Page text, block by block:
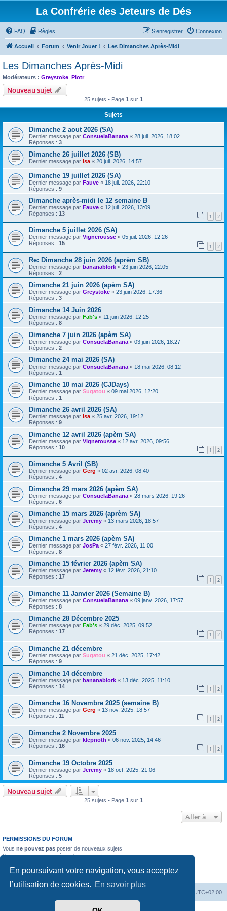
En poursuivant votre navigation, vous acceptez
l’utilisation de cookies. En savoir plus
La Confrérie des Jeteurs de Dés
FAQ Règles Connexion
S’enregistrer
Accueil Forum Venir Jouer ! Les Dimanches Après-Midi
Les Dimanches Après-Midi
Modérateurs : Greystoke Piotr
Nouveau sujet
25 sujets • Page 1 sur 1
Sujets
Dimanche 2 aout 2026 (SA)
Dernier message par ConsuelaBanana « 28 juil. 2026, 18:02
Réponses : 3
Dimanche 26 juillet 2026 (SB)
Dernier message par Isa « 20 juil. 2026, 14:57
Dimanche 19 juillet 2026 (SA)
Dernier message par Fauve « 18 juil. 2026, 22:10
Réponses : 9
Dimanche après-midi le 12 semaine B
Dernier message par Fauve « 12 juil. 2026, 13:09
Réponses : 13 1 2
Dimanche 5 juillet 2026 (SA)
Dernier message par Vignerousse « 05 juil. 2026, 12:26
Réponses : 15 1 2
Re: Dimanche 28 juin 2026 (aprèm SB)
Dernier message par bananablork « 23 juin 2026, 22:05
Réponses : 2
Dimanche 21 juin 2026 (apèm SA)
Dernier message par Greystoke « 23 juin 2026, 17:36
Réponses : 3
Dimanche 14 Juin 2026
Dernier message par Fab's « 11 juin 2026, 12:25
Réponses : 8
Dimanche 7 juin 2026 (apèm SA)
Dernier message par ConsuelaBanana « 03 juin 2026, 18:27
Réponses : 2
Dimanche 24 mai 2026 (SA)
Dernier message par ConsuelaBanana « 18 mai 2026, 08:12
Réponses : 1
Dimanche 10 mai 2026 (CJDays)
Dernier message par Sugatou « 09 mai 2026, 12:20
Réponses : 1
Dimanche 26 avril 2026 (SA)
Dernier message par Isa « 25 avr. 2026, 19:12
Réponses : 9
Dimanche 12 avril 2026 (apèm SA)
Dernier message par Vignerousse « 12 avr. 2026, 09:56
Réponses : 10 1 2
Dimanche 5 Avril (SB)
Dernier message par Gerg « 02 avr. 2026, 08:40
Réponses : 4
Dimanche 29 mars 2026 (apèm SA)
Dernier message par ConsuelaBanana« 28 mars 2026, 19:26
Réponses : 6
Dimanche 15 mars 2026 (aprèm SA)
Dernier message par Jeremy « 13 mars 2026, 18:57
Réponses : 4
Dimanche 1 mars 2026 (apèm SA)
Dernier message par JosPa« 27 févr. 2026, 11:00
Réponses : 8
Dimanche 15 février 2026 (apèm SA)
Dernier message par Jeremy « 12 févr. 2026, 21:10
Réponses : 17 1 2
Dimanche 11 Janvier 2026 (Semaine B)
Dernier message par ConsuelaBanana « 09 janv. 2026, 17:57
Réponses : 8
Dimanche 28 Décembre 2025
Dernier message par Fab's « 29 déc. 2025, 09:52
Réponses : 17 1 2
Dimanche 21 décembre
Dernier message par Sugatou « 21 déc. 2025, 17:42
Réponses : 9
Dimanche 14 décembre
Dernier message par bananablork « 13 déc. 2025, 11:10
Réponses : 14 1 2
Dimanche 16 Novembre 2025 (semaine B)
Dernier message par Gerg « 13 nov. 2025, 18:57
Réponses : 11 1 2
Dimanche 2 Novembre 2025
Dernier message par klepnoth « 06 nov. 2025, 14:46
Réponses : 16 1 2
Dimanche 19 Octobre 2025
Dernier message par Jeremy « 18 oct. 2025, 21:06
Réponses : 5
Nouveau sujet
25 sujets • Page 1 sur 1
Aller à
PERMISSIONS DU FORUM
Vous ne pouvez pas poster de nouveaux sujets
Vousne pouvez pasrépondre aux sujets
Vousne pouvez passupprimer vos messages
ne pouvez pas joindre des fichiers
UTC+02:00